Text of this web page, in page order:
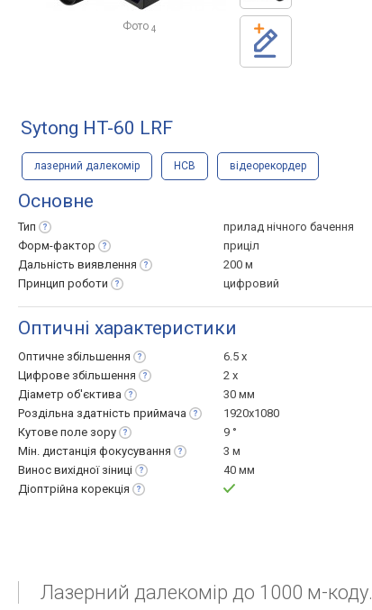
Фото 4
Sytong HT-60 LRF
лазерний далекомір НСВ відеорекордер
Основне
Тип
прилад нічного бачення
Форм-фактор
приціл
Дальність виявлення
200 м
Принцип роботи цифровий
Оптичні характеристики
Оптичне збільшення
6.5 x
Цифрове збільшення
2 x
Діаметр об'єктива
30 мм
Роздільна здатність приймача
1920x1080
Кутове поле зору
9 °
Мін. дистанція фокусування
3 м
Винос вихідної зіниці
40 мм
Діоптрійна корекція
Лазерний далекомір до 1000 м-коду.